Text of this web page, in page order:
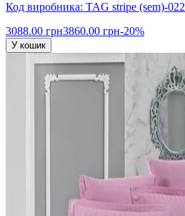
Код виробника: TAG stripe (sem)-022
3088.00 грн3860.00 грн-20%
У кошик